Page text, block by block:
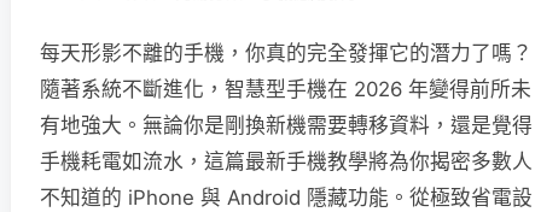
每天形影不離的手機，你真的完全發揮它的潛力了嗎？
隨著系統不斷進化，智慧型手機在 2026 年變得前所未
有地強大。無論你是剛換新機需要轉移資料，還是覺得
手機耗電如流水，這篇最新手機教學將為你揭密多數人
不知道的 iPhone 與 Android 隱藏功能。從極致省電設